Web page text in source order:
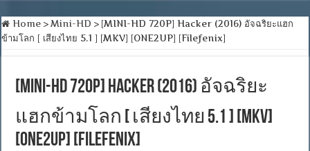
Home > Mini-HD > [MINI-HD 720P] Hacker (2016) อัจฉริยะแฮก
ข้ามโลก [ เสียงไทย 5.1 ] [MKV] [ONE2UP] [Filefenix]
[MINI-HD 720P] Hacker (2016) อัจฉริยะ
แฮกข้ามโลก [ เสียงไทย 5.1 ] [MKV]
[ONE2UP] [Filefenix]